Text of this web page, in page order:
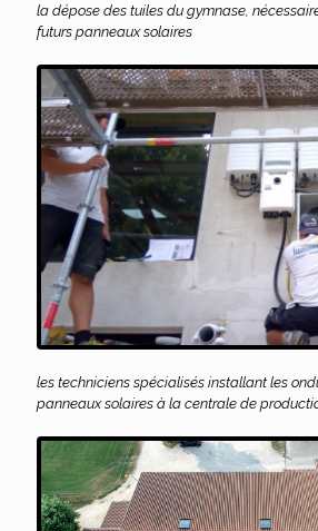
la dépose des tuiles du gymnase,
futurs panneaux solaires
les techniciens spécialisés installant les
panneaux solaires à la centrale de